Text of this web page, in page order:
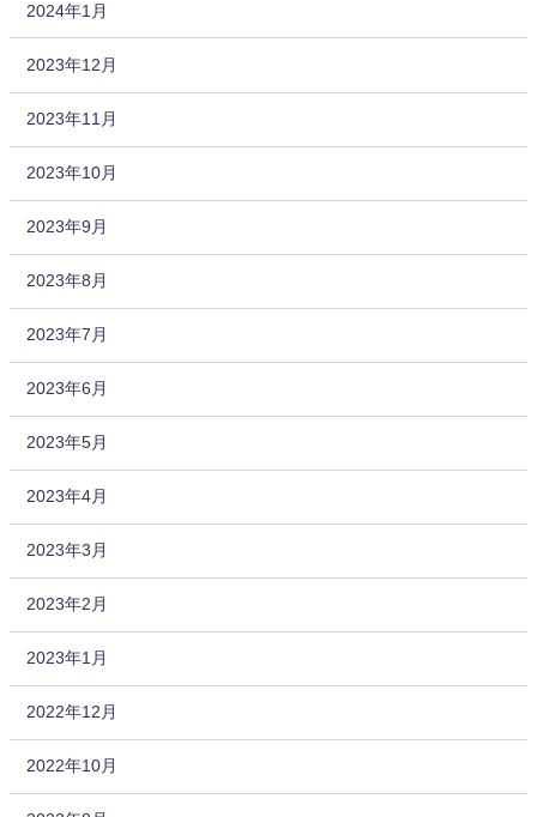
2024年1月
2023年12月
2023年11月
2023年10月
2023年9月
2023年8月
2023年7月
2023年6月
2023年5月
2023年4月
2023年3月
2023年2月
2023年1月
2022年12月
2022年10月